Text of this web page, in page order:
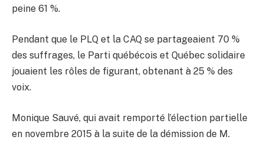
peine 61 %.
Pendant que le PLQ et la CAQ se partageaient 70 %
des suffrages, le Parti québécois et Québec solidaire
jouaient les rôles de figurant, obtenant à 25 % des
voix.
Monique Sauvé, qui avait remporté l’élection partielle
en novembre 2015 à la suite de la démission de M.